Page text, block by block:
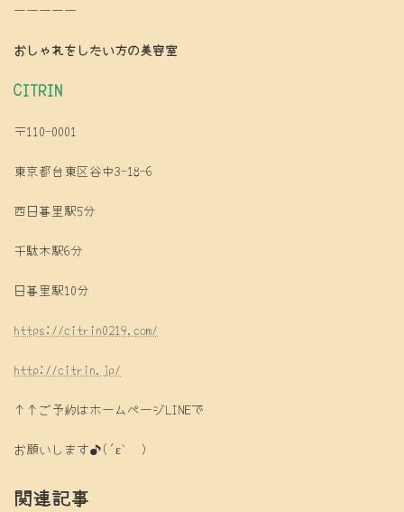
ーーーーー
おしゃれをしたい方の美容室
CITRIN
〒110-0001
東京都台東区谷中3-18-6
西日暮里駅5分
千駄木駅6分
日暮里駅10分
https://citrin0219.com/
http://citrin.jp/
↑↑ご予約はホームページLINEで
お願いします♪(´ε｀ )
関連記事